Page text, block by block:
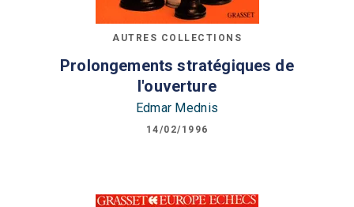
AUTRES COLLECTIONS
Prolongements stratégiques de
l'ouverture
Edmar Mednis
14/02/1996